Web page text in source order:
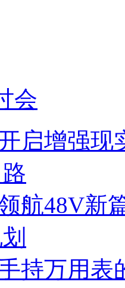
会
启增强现
航48V新
持万用表